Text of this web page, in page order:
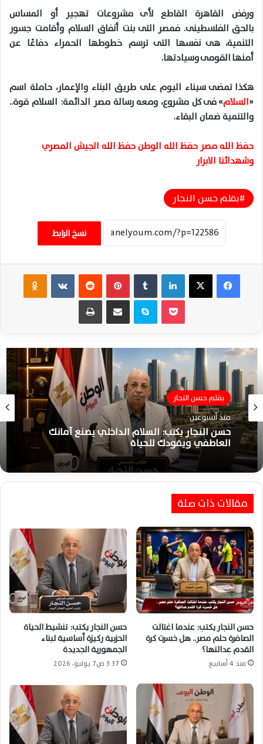
ورفض القاهرة القاطع لأى مشروعات تهجير أو المساس
بالحق الفلسطينى. فمصر التى بنت أنفاق السلام وأقامت جسور
التنمية، هى نفسها التى ترسم خطوطها الحمراء دفاعًا عن
أمنها القومى وسيادتها.
هكذا تمضى سيناء اليوم على طريق البناء والإعمار، حاملة اسم
«السلام» فى كل مشروع، ومعه رسالة مصر الدائمة: السلام قوة..
والتنمية ضمان البقاء.
حفظ الله مصر حفظ الله الوطن حفظ الله الجيش المصري
وشهدائنا الابرار
بقلم حسن النجار
نسخ الرابط
فيسبوك ‫X لينكدإن بينتيريست ‏VKontakte
سكايب مشاركة عبر البريد طباعة
بقلم حسن النجار
منذ أسبوعين
حسن النجار يكتب: السلام الداخلي يصنع أمانك
العاطفي ويقودك للحياة
مقالات ذات صلة
حسن النجار يكتب: عندما اغتالت
الصافرة حلم مصر.. هل خسرت كرة
القدم عدالتها؟
منذ 4 أسابيع
حسن النجار يكتب: تنشيط الحياة
الحزبية ركيزة أساسية لبناء
الجمهورية الجديدة
3:37 ص7 يوليو، 2026